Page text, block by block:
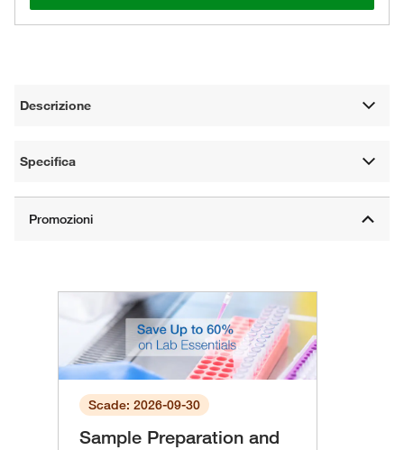
Descrizione
Specifica
Scade: 2026-09-30
Sample Preparation and